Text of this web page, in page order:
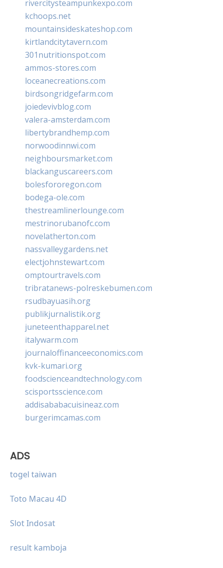
rivercitysteampunkexpo.com
kchoops.net
mountainsideskateshop.com
kirtlandcitytavern.com
301nutritionspot.com
ammos-stores.com
loceanecreations.com
birdsongridgefarm.com
joiedevivblog.com
valera-amsterdam.com
libertybrandhemp.com
norwoodinnwi.com
neighboursmarket.com
blackanguscareers.com
bolesfororegon.com
bodega-ole.com
thestreamlinerlounge.com
mestrinorubanofc.com
novelatherton.com
nassvalleygardens.net
electjohnstewart.com
omptourtravels.com
tribratanews-polreskebumen.com
rsudbayuasih.org
publikjurnalistik.org
juneteenthapparel.net
italywarm.com
journaloffinanceeconomics.com
kvk-kumari.org
foodscienceandtechnology.com
scisportsscience.com
addisababacuisineaz.com
burgerimcamas.com
ADS
togel taiwan
Toto Macau 4D
Slot Indosat
result kamboja